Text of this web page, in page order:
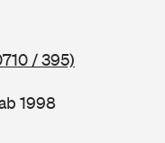
/ 395)
1998